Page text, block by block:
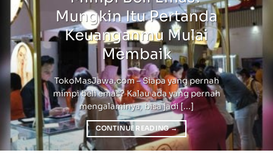
Mungkin Itu Pertanda
Keuanganmu Mulai
Membaik
TokoMasJawa.com – Siapa yang pernah
mimpi beli emas? Kalau ada yang pernah
mengalaminya, bisa jadi [...]
CONTINUE READING→